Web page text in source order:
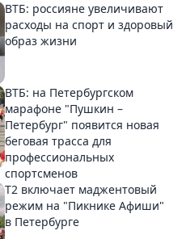
ВТБ: россияне увеличивают
расходы на спорт и здоровый
образ жизни
ВТБ: на Петербургском
марафоне "Пушкин –
Петербург" появится новая
беговая трасса для
профессиональных
спортсменов
Т2 включает маджентовый
режим на "Пикнике Афиши"
в Петербурге